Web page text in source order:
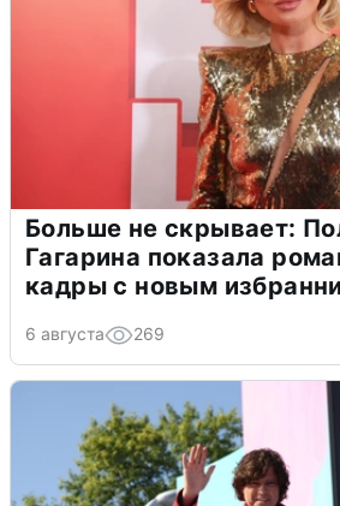
Больше не скрывает:
Гагарина показала
кадры с новым
6 августа 269